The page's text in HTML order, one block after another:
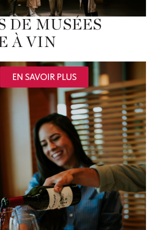
DE MUSÉES
À VIN
EN SAVOIR PLUS